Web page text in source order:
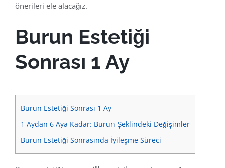
önerileri ele alacağız.
Burun Estetiği
Sonrası 1 Ay
Burun Estetiği Sonrası 1 Ay
1 Aydan 6 Aya Kadar: Burun Şeklindeki Değişimler
Burun Estetiği Sonrasında İyileşme Süreci